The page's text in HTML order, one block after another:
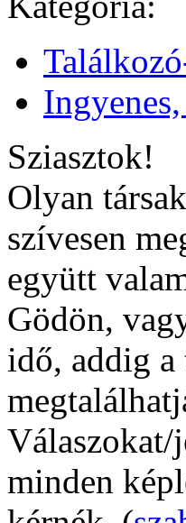
Sziasztok!
Olyan
szívesen
együtt
Gödön,
idő, addig a
Válaszokat/
minden